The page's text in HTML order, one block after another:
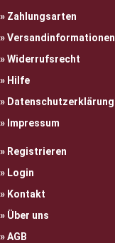
Zahlungsarten
Versandinformationen
Widerrufsrecht
Hilfe
Datenschutzerklärung
Impressum
Registrieren
Login
Kontakt
Über uns
AGB